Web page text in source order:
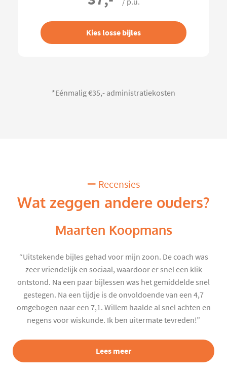
/ p.u.
Kies losse bijles
*Eénmalig €35,- administratiekosten
Recensies
Wat zeggen andere ouders?
Maarten Koopmans
“Uitstekende bijles gehad voor mijn zoon. De coach was
zeer vriendelijk en sociaal, waardoor er snel een klik
ontstond. Na een paar bijlessen was het gemiddelde snel
gestegen. Na een tijdje is de onvoldoende van een 4,7
omgebogen naar een 7,1. Willem haalde al snel achten en
negens voor wiskunde. Ik ben uitermate tevreden!”
Lees meer